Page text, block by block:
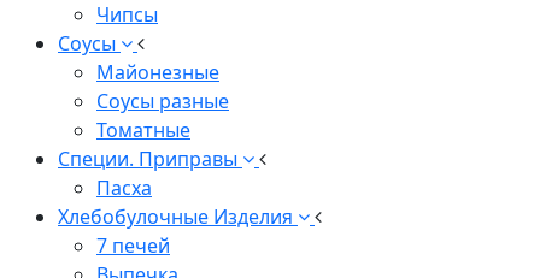
Чипсы
Соусы
Майонезные
Соусы разные
Томатные
Специи. Приправы
Пасха
Хлебобулочные Изделия
7 печей